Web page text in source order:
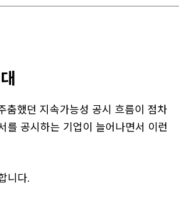
춤했던 지속가능성 공시 흐름이 점차
를 공시하는 기업이 늘어나면서 이런
니다.